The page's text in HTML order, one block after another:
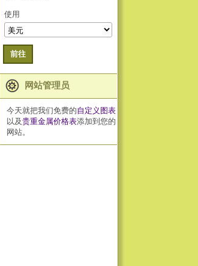
使用
前往
网站管理员
今天就把我们免费的自定义图表
以及贵重金属价格表添加到您的
网站。